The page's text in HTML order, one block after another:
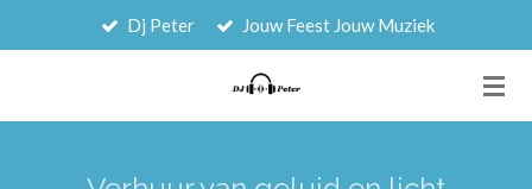
de
Dj Peter Jouw Feest Jouw Muziek